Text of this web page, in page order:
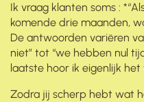
Ik vraag klanten soms :
komende drie maanden,
De antwoorden variëren
niet” tot “we hebben nul
laatste hoor ik eigenlijk het
Zodra jij scherp hebt wat